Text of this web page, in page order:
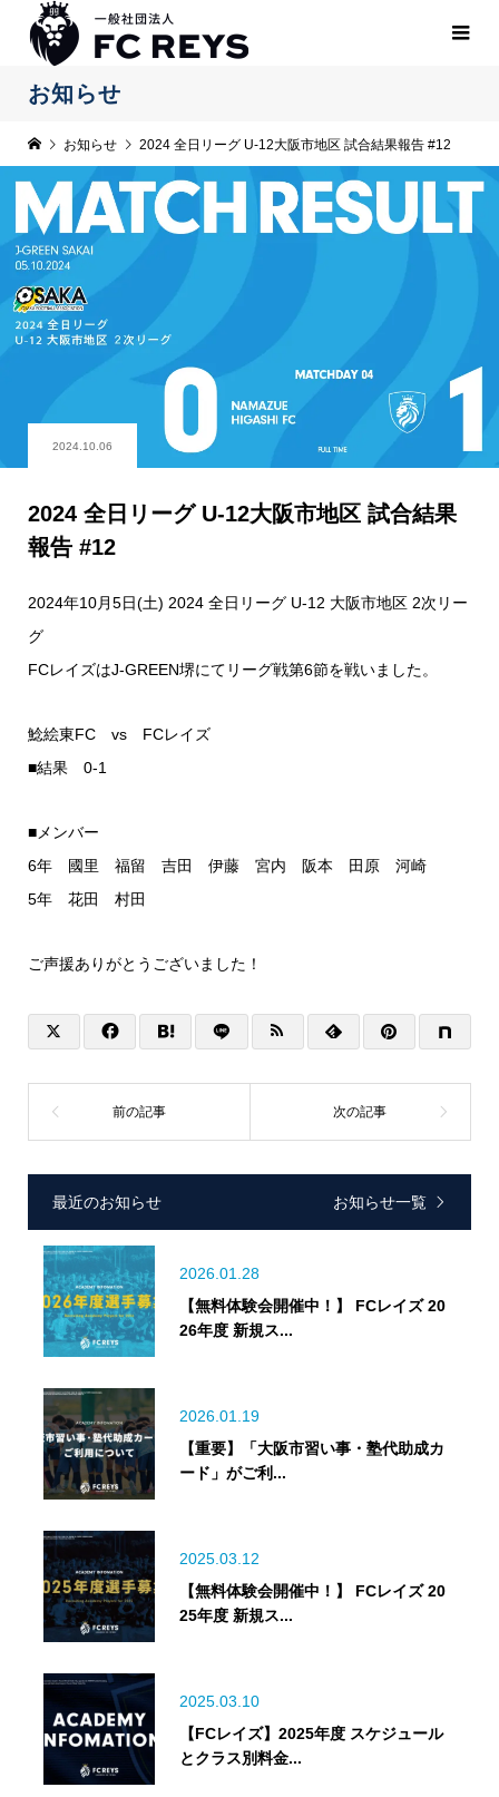
お知らせ
お知らせ 2024 全日リーグ U-12大阪市地区 試合結果報告 #12
2024.10.06
2024 全日リーグ U-12大阪市地区 試合結果
報告 #12
2024年10月5日(土) 2024 全日リーグ U-12 大阪市地区 2次リー
グ
FCレイズはJ-GREEN堺にてリーグ戦第6節を戦いました。
鯰絵東FC vs FCレイズ
■結果 0-1
■メンバー
6年 國里 福留 吉田 伊藤 宮内 阪本 田原 河崎
5年 花田 村田
ご声援ありがとうございました！
最近のお知らせ お知らせ一覧
2026.01.28
【無料体験会開催中！】 FCレイズ 20
26年度 新規ス...
2026.01.19
【重要】「大阪市習い事・塾代助成カ
ード」がご利...
2025.03.12
【無料体験会開催中！】 FCレイズ 20
25年度 新規ス...
2025.03.10
【FCレイズ】2025年度 スケジュール
とクラス別料金...